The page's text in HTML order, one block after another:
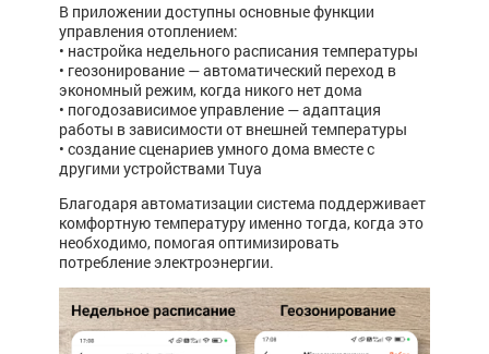
В приложении доступны основные функции
управления отоплением:
• настройка недельного расписания температуры
• геозонирование — автоматический переход в
экономный режим, когда никого нет дома
• погодозависимое управление — адаптация
работы в зависимости от внешней температуры
• создание сценариев умного дома вместе с
другими устройствами Tuya
Благодаря автоматизации система поддерживает
комфортную температуру именно тогда, когда это
необходимо, помогая оптимизировать
потребление электроэнергии.